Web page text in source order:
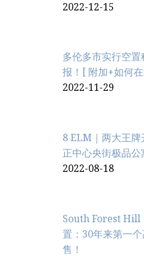
2022-12-15
多伦多市实行空
报！[ 附加+如何在
2022-11-29
8 ELM｜两大王
正中心央街极品公
2022-08-18
South Forest Hill
置：30年来第一
售！